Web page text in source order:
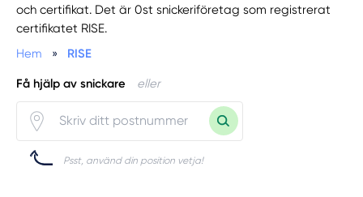
och certifikat. Det är 0st snickeriföretag som registrerat
certifikatet RISE.
Hem
» RISE
Få hjälp av snickare eller
Psst, använd din position vetja!